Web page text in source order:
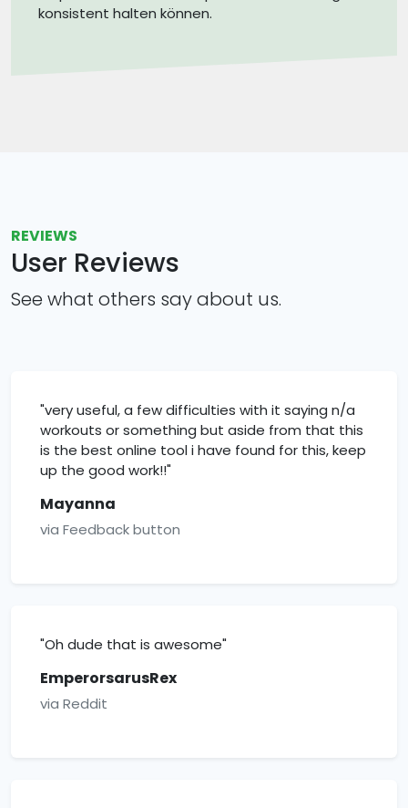
konsistent halten können.
REVIEWS
User Reviews
See what others say about us.
"very useful, a few difficulties with it saying n/a
workouts or something but aside from that this
is the best online tool i have found for this, keep
up the good work!!"
Mayanna
via Feedback button
"Oh dude that is awesome"
EmperorsarusRex
via Reddit